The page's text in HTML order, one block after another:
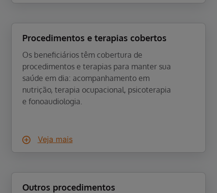
Procedimentos e terapias cobertos
Os beneficiários têm cobertura de
procedimentos e terapias para manter sua
saúde em dia: acompanhamento em
nutrição, terapia ocupacional, psicoterapia
e fonoaudiologia.
Veja mais
Outros procedimentos